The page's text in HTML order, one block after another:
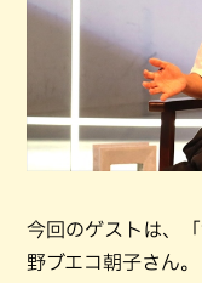
今回のゲストは、
野ブエコ朝子さん。